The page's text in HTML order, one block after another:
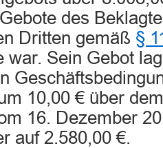
des
Dritten gemäß §
war. Sein Gebot
10,00 € über
16. Dezember
auf 2.580,00 €.